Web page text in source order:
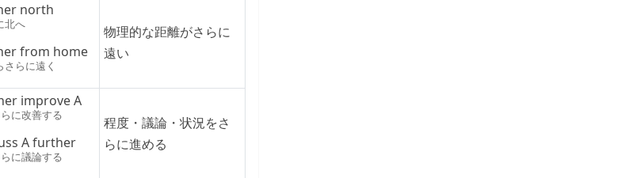
north
北へ
from home
さらに遠く
物理的な距離がさらに
遠い
improve A
に改善する
A further
に議論する
程度・議論・状況をさ
らに進める